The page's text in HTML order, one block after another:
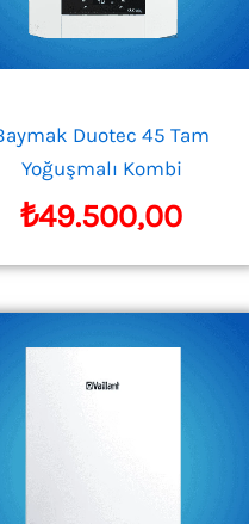
Duotec 45 Tam
Yoğuşmalı Kombi
₺49.500,00